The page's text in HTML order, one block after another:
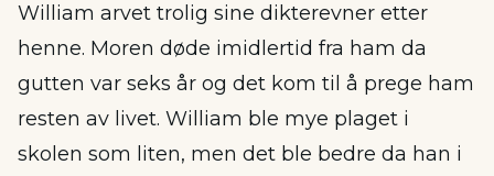
William arvet trolig sine dikterevner etter
henne. Moren døde imidlertid fra ham da
gutten var seks år og det kom til å prege ham
resten av livet. William ble mye plaget i
skolen som liten, men det ble bedre da han i